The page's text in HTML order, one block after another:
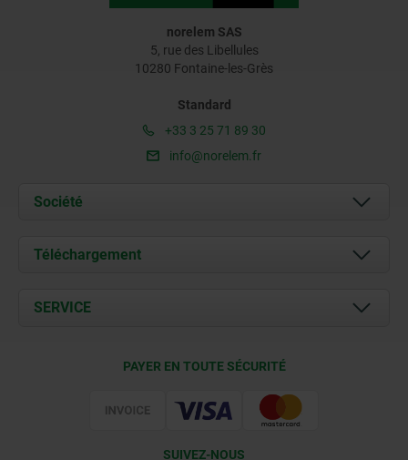
norelem SAS
5, rue des Libellules
10280 Fontaine-les-Grès
Standard
+33 3 25 71 89 30
info@norelem.fr
Société
À propos de nous
Contact
Téléchargement
Documents
SERVICE
PAYER EN TOUTE SÉCURITÉ
SUIVEZ-NOUS